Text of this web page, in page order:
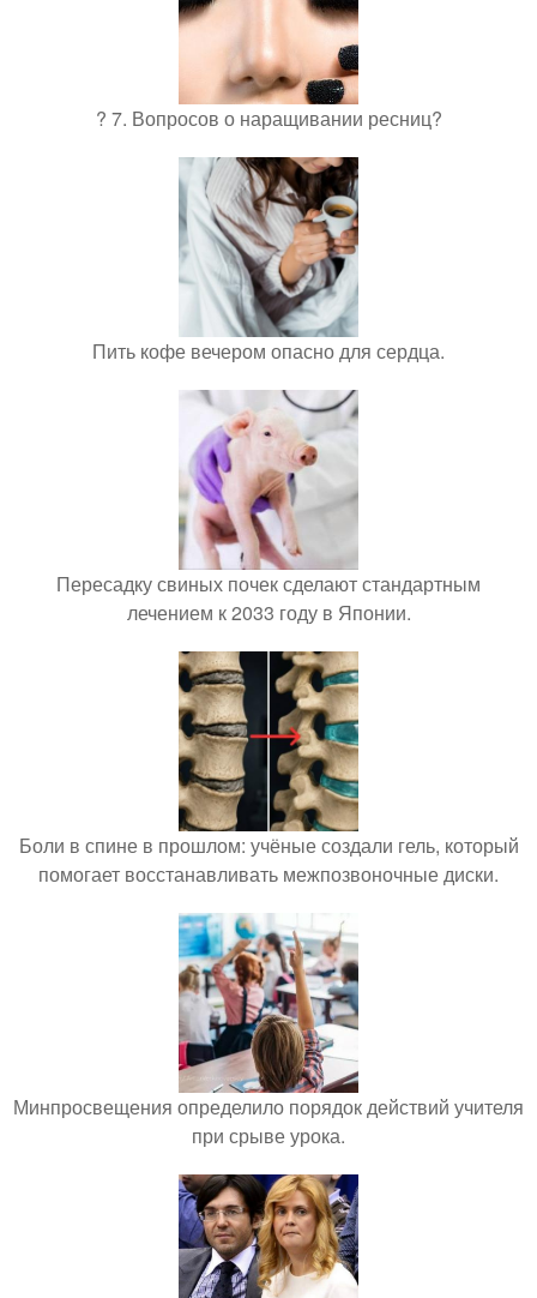
? 7. Вопросов о наращивании ресниц?
Пить кофе вечером опасно для сердца.
Пересадку свиных почек сделают стандартным
лечением к 2033 году в Японии.
Боли в спине в прошлом: учёные создали гель, который
помогает восстанавливать межпозвоночные диски.
Минпросвещения определило порядок действий учителя
при срыве урока.